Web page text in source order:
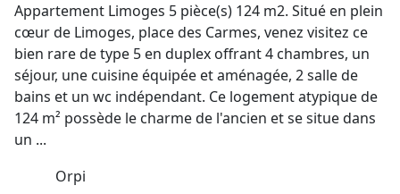
Appartement Limoges 5 pièce(s) 124 m2. Situé en plein
cœur de Limoges, place des Carmes, venez visitez ce
bien rare de type 5 en duplex offrant 4 chambres, un
séjour, une cuisine équipée et aménagée, 2 salle de
bains et un wc indépendant. Ce logement atypique de
124 m² possède le charme de l'ancien et se situe dans
un ...
Orpi